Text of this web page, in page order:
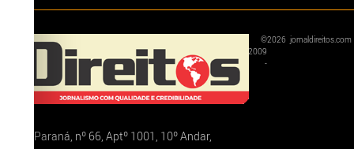
Rua Paraná, nº 66, Aptº 1001, 10º Andar,
©
2009
-
2026 jornaldireitos.com